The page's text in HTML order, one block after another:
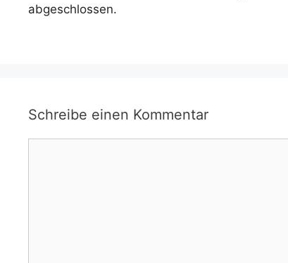
abgeschlossen.
Schreibe einen Kommentar